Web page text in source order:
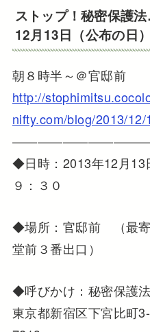
ストップ！秘密保護
12月13日（公布の日）
朝８時半～＠官邸前
http://
nifty.com/blog/2013/
◆日時：2013年12月13
９：３０
◆場所：官邸前 （最寄
堂前３番出口）
◆呼びかけ：秘密保護
東京都新宿区下宮比町